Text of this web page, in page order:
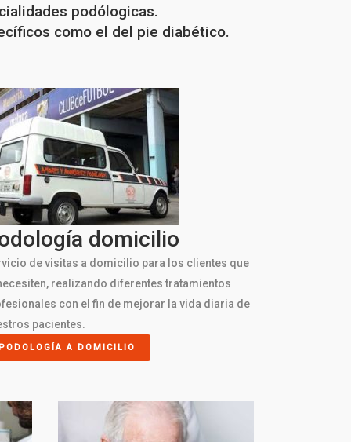
podólogicas.
como el del pie diabético.
domicilio
de visitas a domicilio para los clientes que
realizando diferentes tratamientos
con el fin de mejorar la vida diaria de
pacientes.
A DOMICILIO